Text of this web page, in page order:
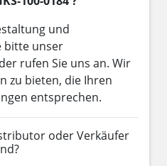
und
bitte unser
rufen Sie uns an. Wir
zu bieten, die Ihren
entsprechen.
oder Verkäufer